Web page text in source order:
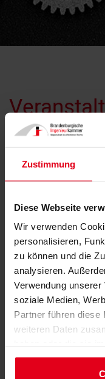
Zustimmung
Diese Webseite
Wir verwenden
personalisieren,
zu können und die
analysieren.
Verwendung
soziale Medien,
Partner führen diese
weiteren Daten
gesammelt haben.
Sachgebiet
Name
SUCHEN
Legende:
wenig